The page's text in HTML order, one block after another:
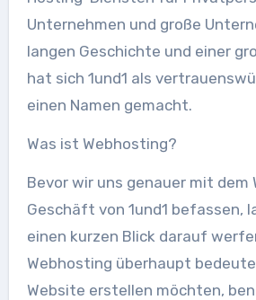
Unternehmen und große
langen Geschichte und einer
hat sich 1und1 als
einen Namen gemacht.
Was ist Webhosting?
Bevor wir uns genauer mit dem
Geschäft von 1und1 befassen,
einen kurzen Blick darauf
Webhosting überhaupt
Website erstellen möchten,